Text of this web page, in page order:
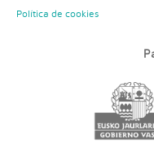
Política de cookies